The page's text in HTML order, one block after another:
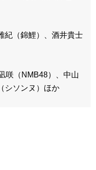
紀（錦鯉）、酒井貴士
咲（NMB48）、中山
シソンヌ）ほか